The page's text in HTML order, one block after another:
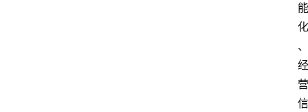
能
化
、
经
营
信